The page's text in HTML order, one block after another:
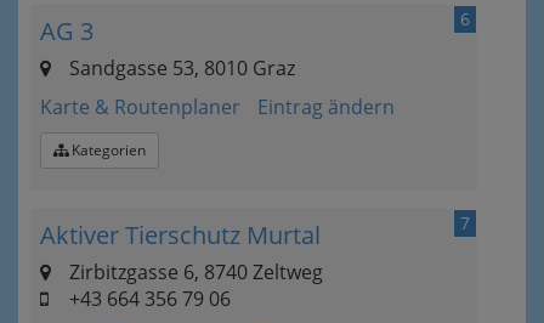
6
AG 3
Sandgasse 53, 8010 Graz
Karte & Routenplaner
Eintrag ändern
Kategorien
7
Aktiver Tierschutz Murtal
Zirbitzgasse 6, 8740 Zeltweg
+43 664 356 79 06